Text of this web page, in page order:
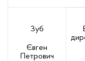
Зуб
Євген
Петрович